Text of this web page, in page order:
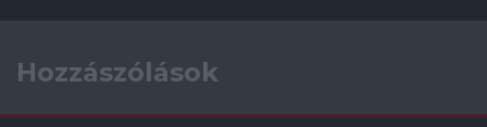
Hozzászólások